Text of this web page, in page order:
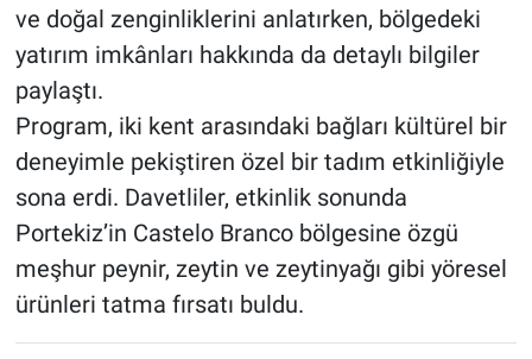
ve doğal zenginliklerini anlatırken, bölgedeki
yatırım imkânları hakkında da detaylı bilgiler
paylaştı.
Program, iki kent arasındaki bağları kültürel bir
deneyimle pekiştiren özel bir tadım etkinliğiyle
sona erdi. Davetliler, etkinlik sonunda
Portekiz’in Castelo Branco bölgesine özgü
meşhur peynir, zeytin ve zeytinyağı gibi yöresel
ürünleri tatma fırsatı buldu.